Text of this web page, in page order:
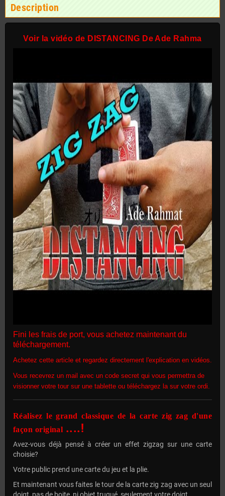
Description
Voir la vidéo de DISTANCING De Ade Rahma
Fini les frais de port, vous achetez maintenant du
téléchargement.
Achetez cette article et regardez directement l'explication en vidéos.
Vous recevrez un mail avec un code secret qui vous permettra de
visionner votre tour sur une tablette ou téléchargez la sur votre ordi.
Réalisez le grand classique de la carte zig zag d'une
façon original ....!
Avez-vous déjà pensé à créer un effet zigzag sur une carte
choisie?
Votre public prend une carte du jeu et la plie.
Et maintenant vous faites le tour de la carte zig zag avec un seul
doigt, pas de boite, ni objet truqué, seulement votre doigt.